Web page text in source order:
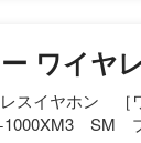
ー ワイヤ
イヤホン ［ワ
SM プ